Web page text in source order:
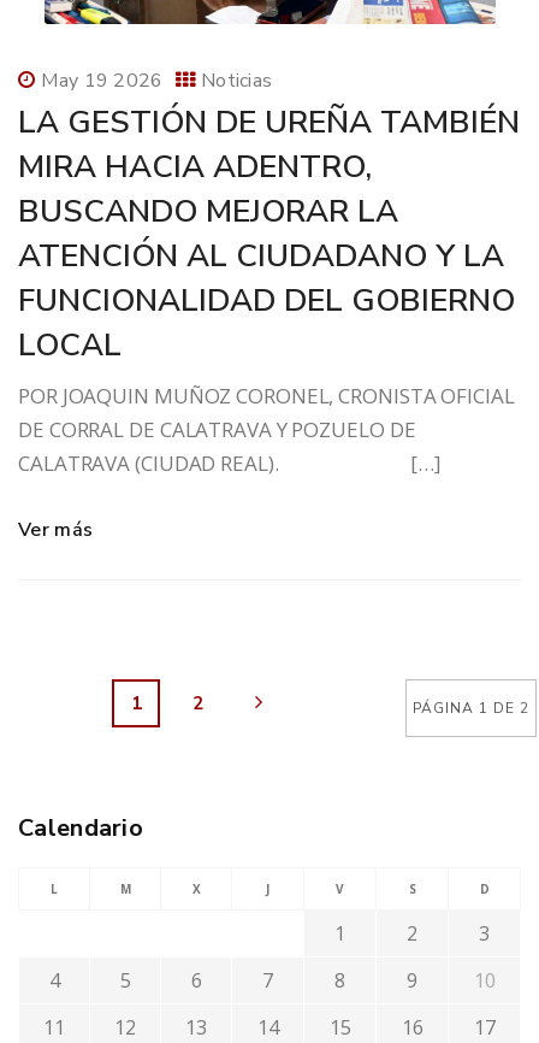
May 19 2026 Noticias
LA GESTIÓN DE UREÑA TAMBIÉN
MIRA HACIA ADENTRO,
BUSCANDO MEJORAR LA
ATENCIÓN AL CIUDADANO Y LA
FUNCIONALIDAD DEL GOBIERNO
LOCAL
POR JOAQUIN MUÑOZ CORONEL, CRONISTA OFICIAL
DE CORRAL DE CALATRAVA Y POZUELO DE
CALATRAVA (CIUDAD REAL). […]
Ver más
PÁGINA 1 DE 2
1 2
Calendario
L M X J V S D
1 2
3
4
5 6 7 8 9
10
11
12 13 14 15 16
17